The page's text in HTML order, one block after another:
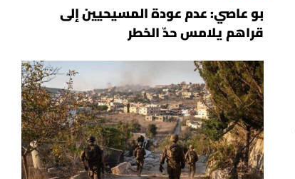
بو عاصي: عدم عودة المسيحيين إلى
قراهم يلامس حدّ الخطر